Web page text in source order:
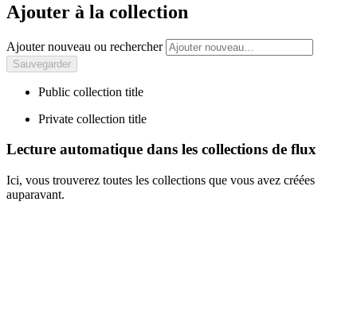
Ajouter à la collection
Ajouter nouveau ou rechercher
Public collection title
Private collection title
Lecture automatique dans les collections de flux
Ici, vous trouverez toutes les collections que vous avez créées
auparavant.